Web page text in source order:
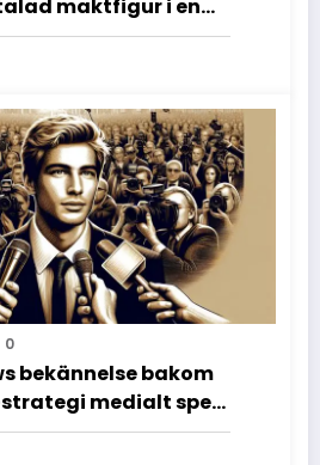
maktfigur i en
0
bekännelse bakom
strategi medialt spel
se